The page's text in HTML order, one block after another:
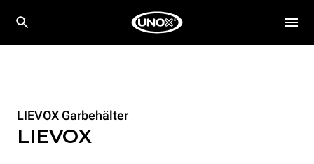
LIEVOX Garbehälter
LIEVOX